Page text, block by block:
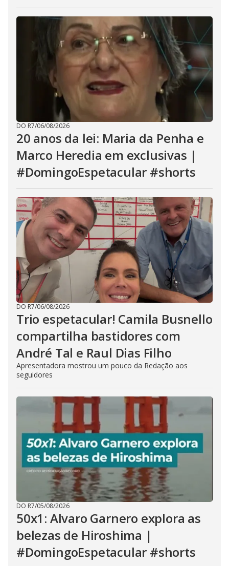
DO R7/06/08/2026
20 anos da lei: Maria da Penha e
Marco Heredia em exclusivas |
#DomingoEspetacular #shorts
DO R7/06/08/2026
Trio espetacular! Camila Busnello
compartilha bastidores com
André Tal e Raul Dias Filho
Apresentadora mostrou um pouco da Redação aos
seguidores
DO R7/05/08/2026
50x1: Alvaro Garnero explora as
belezas de Hiroshima |
#DomingoEspetacular #shorts